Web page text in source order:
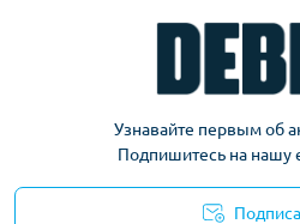
Узнавайте первым об
Подпишитесь на нашу